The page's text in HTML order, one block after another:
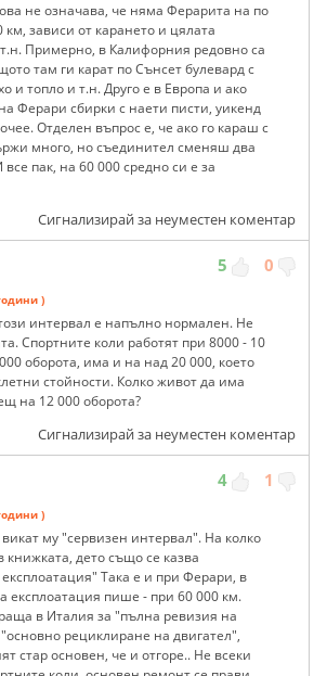
не означава, че няма Ферарита на по
км, зависи от карането и цялата
Примерно, в Калифорния редовно са
там ги карат по Сънсет булевард с
и топло и т.н. Друго е в Европа и ако
Ферари сбирки с наети писти, уикенд
Отделен въпрос е, че ако го караш с
много, но съединител сменяш два
пак, на 60 000 средно си е за
Сигнализирай за неуместен коментар
5 0
)
интервал е напълно нормален. Не
Спортните коли работят при 8000 - 10
оборота, има и на над 20 000, което
стойности. Колко живот да има
на 12 000 оборота?
Сигнализирай за неуместен коментар
4 1
)
му "сервизен интервал". На колко
дето също се казва
Така е и при Ферари, в
експлоатация пише - при 60 000 км.
в Италия за "пълна ревизия на
рециклиране на двигател",
стар основен, че и отгоре.. Не всеки